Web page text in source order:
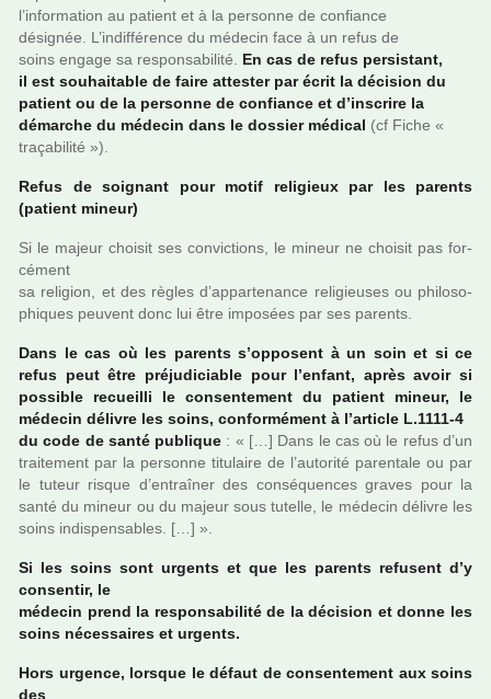
l’infor­ma­tion au patient et à la per­sonne de confiance
dési­gnée. L’indif­fé­rence du méde­cin face à un refus de
soins engage sa res­pon­sa­bi­lité. En cas de refus per­sis­tant,
il est sou­hai­ta­ble de faire attes­ter par écrit la déci­sion du
patient ou de la per­sonne de confiance et d’ins­crire la
démar­che du méde­cin dans le dos­sier médi­cal (cf Fiche «
tra­ça­bi­lité »).
Refus de soi­gnant pour motif reli­gieux par les parents
(patient mineur)
Si le majeur choi­sit ses convic­tions, le mineur ne choi­sit pas for­
cé­ment
sa reli­gion, et des règles d’appar­te­nance reli­gieu­ses ou phi­lo­so­
phi­ques peu­vent donc lui être impo­sées par ses parents.
Dans le cas où les parents s’oppo­sent à un soin et si ce
refus peut être pré­ju­di­cia­ble pour l’enfant, après avoir si
pos­si­ble recueilli le consen­te­ment du patient mineur, le
méde­cin déli­vre les soins, confor­mé­ment à l’arti­cle L.1111-4
du code de santé publi­que : « […] Dans le cas où le refus d’un
trai­te­ment par la per­sonne titu­laire de l’auto­rité paren­tale ou par
le tuteur risque d’entraî­ner des consé­quen­ces graves pour la
santé du mineur ou du majeur sous tutelle, le méde­cin déli­vre les
soins indis­pen­sa­bles. […] ».
Si les soins sont urgents et que les parents refu­sent d’y
consen­tir, le
méde­cin prend la res­pon­sa­bi­lité de la déci­sion et donne les
soins néces­sai­res et urgents.
Hors urgence, lors­que le défaut de consen­te­ment aux soins
des